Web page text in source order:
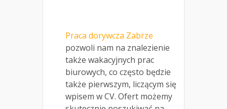
Praca dorywcza Zabrze
pozwoli nam na znalezienie
także wakacyjnych prac
biurowych, co często będzie
także pierwszym, liczącym się
wpisem w CV. Ofert możemy